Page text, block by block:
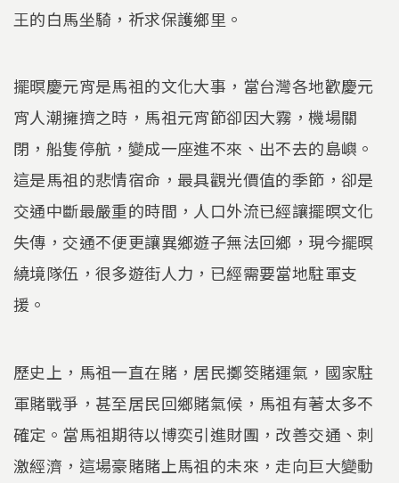
王的白馬坐騎，祈求保護鄉里。
擺暝慶元宵是馬祖的文化大事，當台灣各地歡慶元
宵人潮擁擠之時，馬祖元宵節卻因大霧，機場關
閉，船隻停航，變成一座進不來、出不去的島嶼。
這是馬祖的悲情宿命，最具觀光價值的季節，卻是
交通中斷最嚴重的時間，人口外流已經讓擺暝文化
失傳，交通不便更讓異鄉遊子無法回鄉，現今擺暝
繞境隊伍，很多遊街人力，已經需要當地駐軍支
援。
歷史上，馬祖一直在賭，居民擲筊賭運氣，國家駐
軍賭戰爭，甚至居民回鄉賭氣候，馬祖有著太多不
確定。當馬祖期待以博奕引進財團，改善交通、刺
激經濟，這場豪賭賭上馬祖的未來，走向巨大變動